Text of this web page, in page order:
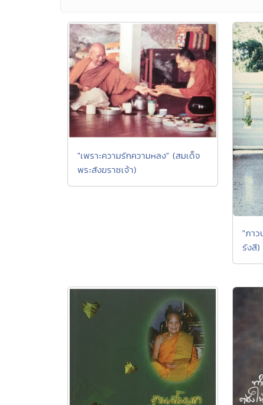
"เพราะความรักความหลง" (สมเด็จ
พระสังฆราชเจ้า)
"ภาว
รังสี)